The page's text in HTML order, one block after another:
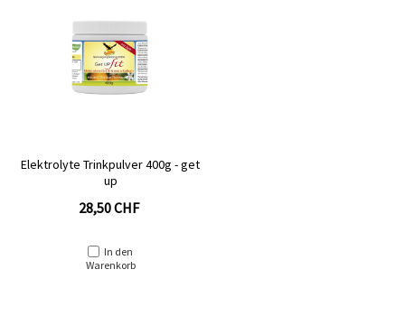
Elektrolyte Trinkpulver 400g - get
up
28,50 CHF
In den
Warenkorb